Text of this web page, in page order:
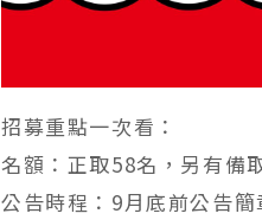
招募重點一次看：
名額：正取58名，另有備
公告時程：9月底前公告